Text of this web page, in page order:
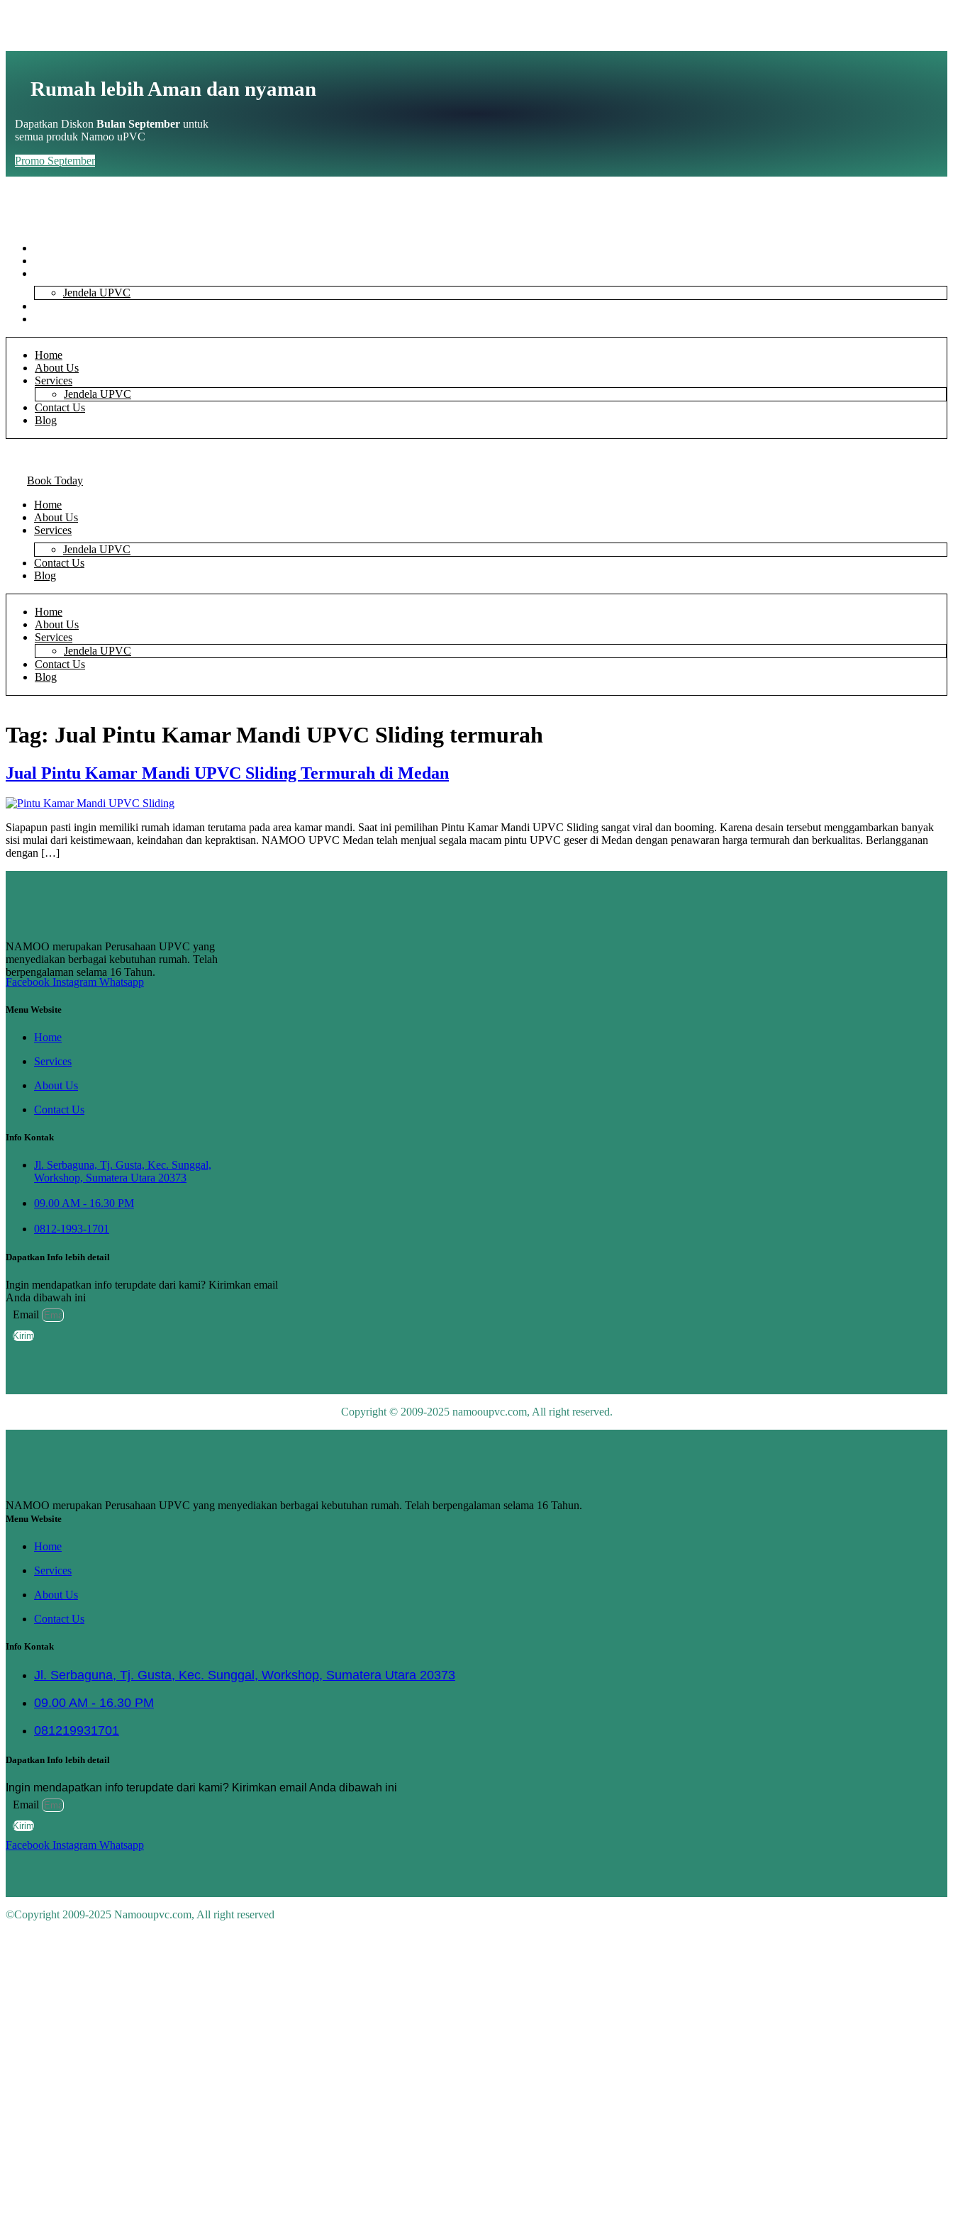
Rumah lebih Aman dan nyaman
Dapatkan Diskon Bulan September untuk
semua produk Namoo uPVC
Promo September
Jendela UPVC
Home
About Us
Services
Jendela UPVC
Contact Us
Blog
Book Today
Home
About Us
Services
Jendela UPVC
Contact Us
Blog
Home
About Us
Services
Jendela UPVC
Contact Us
Blog
Tag: Jual Pintu Kamar Mandi UPVC Sliding termurah
Jual Pintu Kamar Mandi UPVC Sliding Termurah di Medan
Siapapun pasti ingin memiliki rumah idaman terutama pada area kamar mandi. Saat ini pemilihan Pintu Kamar Mandi UPVC Sliding sangat viral dan booming. Karena desain tersebut menggambarkan banyak
sisi mulai dari keistimewaan, keindahan dan kepraktisan. NAMOO UPVC Medan telah menjual segala macam pintu UPVC geser di Medan dengan penawaran harga termurah dan berkualitas. Berlangganan
dengan […]
NAMOO merupakan Perusahaan UPVC yang
menyediakan berbagai kebutuhan rumah. Telah
berpengalaman selama 16 Tahun.
Facebook Instagram Whatsapp
Menu Website
Home
Services
About Us
Contact Us
Info Kontak
Jl. Serbaguna, Tj. Gusta, Kec. Sunggal,
Workshop, Sumatera Utara 20373
09.00 AM - 16.30 PM
0812-1993-1701
Dapatkan Info lebih detail
Ingin mendapatkan info terupdate dari kami? Kirimkan email
Anda dibawah ini
Email
Kirim
Copyright © 2009-2025 namooupvc.com, All right reserved.
NAMOO merupakan Perusahaan UPVC yang menyediakan berbagai kebutuhan rumah. Telah berpengalaman selama 16 Tahun.
Menu Website
Home
Services
About Us
Contact Us
Info Kontak
Jl. Serbaguna, Tj. Gusta, Kec. Sunggal, Workshop, Sumatera Utara 20373
09.00 AM - 16.30 PM
081219931701
Dapatkan Info lebih detail
Ingin mendapatkan info terupdate dari kami? Kirimkan email Anda dibawah ini
Email
Kirim
Facebook Instagram Whatsapp
©Copyright 2009-2025 Namooupvc.com, All right reserved